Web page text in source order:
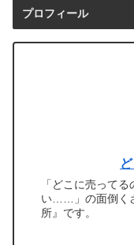
プロフィール
「どこに売って
い……」の面倒く
所』です。